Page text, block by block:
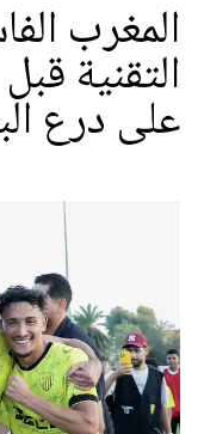
المغرب
التقنية
على درع